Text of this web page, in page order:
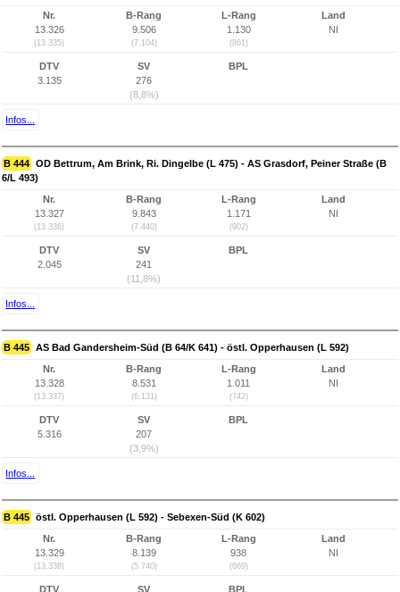
Nr.
13.326
(13.335)
B-Rang
9.506
(7.104)
L-Rang
1.130
(861)
Land
NI
DTV
3.135
SV
276
(8,8%)
BPL
Infos...
B 444 OD Bettrum, Am Brink, Ri. Dingelbe (L 475) - AS Grasdorf, Peiner Straße (B
6/L 493)
Nr.
13.327
(13.336)
B-Rang
9.843
(7.440)
L-Rang
1.171
(902)
Land
NI
DTV
2.045
SV
241
(11,8%)
BPL
Infos...
B 445 AS Bad Gandersheim-Süd (B 64/K 641) - östl. Opperhausen (L 592)
Nr.
13.328
(13.337)
B-Rang
8.531
(6.131)
L-Rang
1.011
(742)
Land
NI
DTV
5.316
SV
207
(3,9%)
BPL
Infos...
B 445 östl. Opperhausen (L 592) - Sebexen-Süd (K 602)
Nr.
13.329
(13.338)
B-Rang
8.139
(5.740)
L-Rang
938
(669)
Land
NI
DTV SV BPL